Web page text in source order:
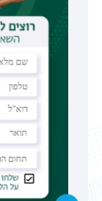
אחרי
וצמיחה
ד"ר יעל שובל
בביה"ס
'אדוות
לחקר
פרופ' רבקה
והמשימה
קלינית